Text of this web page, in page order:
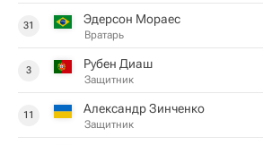
31 Эдерсон Мораес
Вратарь
3 Рубен Диаш
Защитник
11 Александр Зинченко
Защитник